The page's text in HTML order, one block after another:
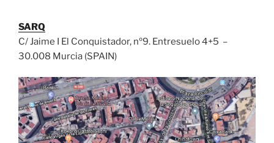
SARQ
C/ Jaime I El Conquistador, nº9. Entresuelo 4+5 –
30.008 Murcia (SPAIN)